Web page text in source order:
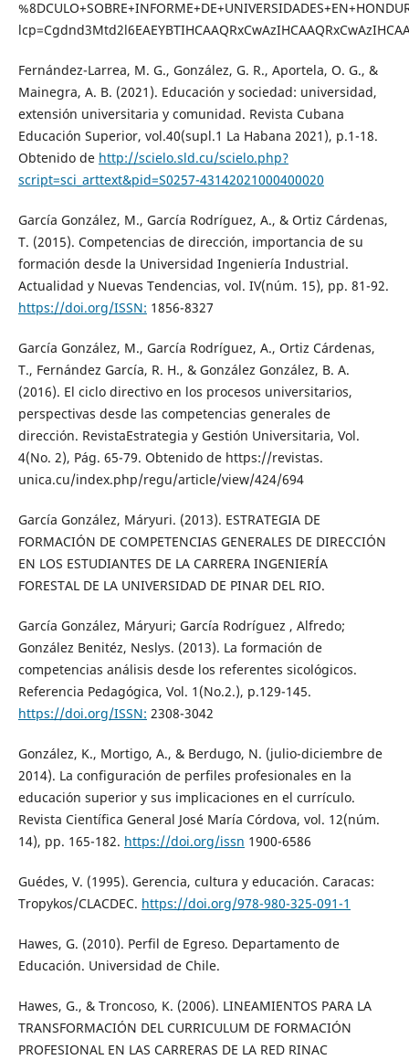
Fernández-Larrea, M. G., González, G. R., Aportela, O. G., &
Mainegra, A. B. (2021). Educación y sociedad: universidad,
extensión universitaria y comunidad. Revista Cubana
Educación Superior, vol.40(supl.1 La Habana 2021), p.1-18.
Obtenido de http://scielo.sld.cu/scielo.php?
script=sci_arttext&pid=S0257-43142021000400020
García González, M., García Rodríguez, A., & Ortiz Cárdenas,
T. (2015). Competencias de dirección, importancia de su
formación desde la Universidad Ingeniería Industrial.
Actualidad y Nuevas Tendencias, vol. IV(núm. 15), pp. 81-92.
https://doi.org/ISSN: 1856-8327
García González, M., García Rodríguez, A., Ortiz Cárdenas,
T., Fernández García, R. H., & González González, B. A.
(2016). El ciclo directivo en los procesos universitarios,
perspectivas desde las competencias generales de
dirección. RevistaEstrategia y Gestión Universitaria, Vol.
4(No. 2), Pág. 65-79. Obtenido de https://revistas.
unica.cu/index.php/regu/article/view/424/694
García González, Máryuri. (2013). ESTRATEGIA DE
FORMACIÓN DE COMPETENCIAS GENERALES DE DIRECCIÓN
EN LOS ESTUDIANTES DE LA CARRERA INGENIERÍA
FORESTAL DE LA UNIVERSIDAD DE PINAR DEL RIO.
García González, Máryuri; García Rodríguez , Alfredo;
González Benitéz, Neslys. (2013). La formación de
competencias análisis desde los referentes sicológicos.
Referencia Pedagógica, Vol. 1(No.2.), p.129-145.
https://doi.org/ISSN: 2308-3042
González, K., Mortigo, A., & Berdugo, N. (julio-diciembre de
2014). La configuración de perfiles profesionales en la
educación superior y sus implicaciones en el currículo.
Revista Científica General José María Córdova, vol. 12(núm.
14), pp. 165-182. https://doi.org/issn 1900-6586
Guédes, V. (1995). Gerencia, cultura y educación. Caracas:
Tropykos/CLACDEC. https://doi.org/978-980-325-091-1
Hawes, G. (2010). Perfil de Egreso. Departamento de
Educación. Universidad de Chile.
Hawes, G., & Troncoso, K. (2006). LINEAMIENTOS PARA LA
TRANSFORMACIÓN DEL CURRICULUM DE FORMACIÓN
PROFESIONAL EN LAS CARRERAS DE LA RED RINAC